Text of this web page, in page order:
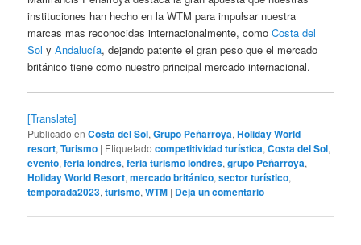
instituciones han hecho en la WTM para impulsar nuestra
marcas mas reconocidas internacionalmente, comoCosta del
SolyAndalucía, dejando patente el gran peso que el mercado
británico tiene como nuestro principal mercado internacional.
[Translate]
Publicado en Costa del Sol,Grupo Peñarroya,Holiday World
resort,Turismo | Etiquetado competitividad turística,Costa del Sol,
evento,feria londres,feria turismo londres,grupo Peñarroya,
Holiday World Resort,mercado británico,sector turístico,
temporada2023,turismo,WTM | Deja un comentario